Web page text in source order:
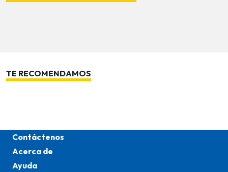
TE RECOMENDAMOS
Contáctenos
Acerca de
Ayuda